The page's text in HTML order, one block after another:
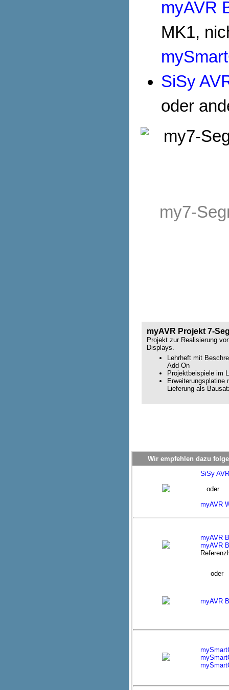
myAVR
MK1,
SiSy
oder
my7-
myAVR Projekt 7-
Projekt zur Realisierung
Displays.
Lehrheft mit
Add-On
Projektbeispiele im
Erweiterungsplatine
Lieferung als
Wir empfehlen dazu
SiSy AVR
oder
myAVR
myAVR
myAVR
oder
myAVR